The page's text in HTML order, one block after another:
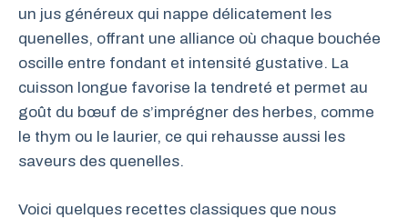
un jus généreux qui nappe délicatement les
quenelles, offrant une alliance où chaque bouchée
oscille entre fondant et intensité gustative. La
cuisson longue favorise la tendreté et permet au
goût du bœuf de s’imprégner des herbes, comme
le thym ou le laurier, ce qui rehausse aussi les
saveurs des quenelles.
Voici quelques recettes classiques que nous